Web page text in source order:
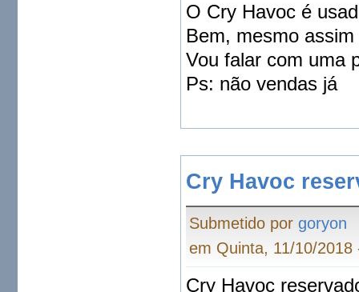
O Cry Havoc é
Bem, mesmo
Vou falar com uma
Ps: não vendas já
Cry Havoc
Submetido porgoryon
em Quinta, 11/10/2018
Cry Havoc